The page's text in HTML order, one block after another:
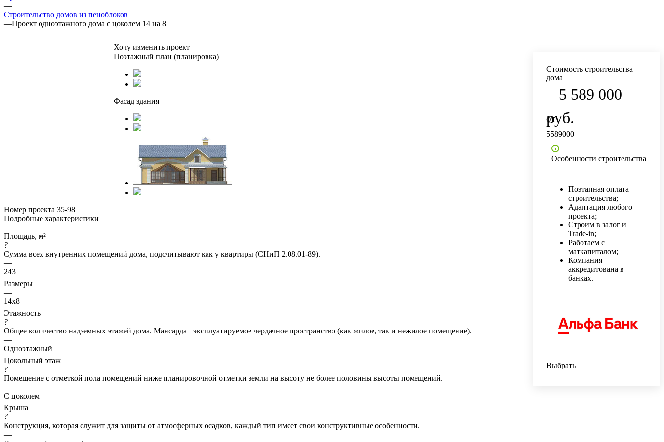
—
Строительство домов из пеноблоков
—Проект одноэтажного дома с цоколем 14 на 8
Стоимость строительства
дома
5 589 000
руб.
5589000
Особенности строительства
Поэтапная оплата
строительства;
Адаптация любого
проекта;
Строим в залог и
Trade-in;
Работаем с
маткапиталом;
Компания
аккредитована в
банках.
Выбрать
Хочу изменить проект
Поэтажный план (планировка)
Фасад здания
Номер проекта 35-98
Подробные характеристики
Площадь, м²
?
Сумма всех внутренних помещений дома, подсчитывают как у квартиры (СНиП 2.08.01-89).
—
243
Размеры
—
14x8
Этажность
?
Общее количество надземных этажей дома. Мансарда - эксплуатируемое чердачное пространство (как жилое, так и нежилое помещение).
—
Одноэтажный
Цокольный этаж
?
Помещение с отметкой пола помещений ниже планировочной отметки земли на высоту не более половины высоты помещений.
—
С цоколем
Крыша
?
Конструкция, которая служит для защиты от атмосферных осадков, каждый тип имеет свои конструктивные особенности.
—